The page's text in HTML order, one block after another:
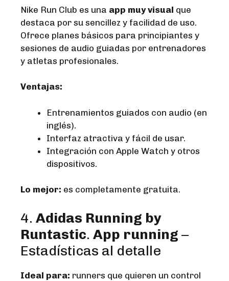
Nike Run Club es una app muy visual que
destaca por su sencillez y facilidad de uso.
Ofrece planes básicos para principiantes y
sesiones de audio guiadas por entrenadores
y atletas profesionales.
Ventajas:
Entrenamientos guiados con audio (en
inglés).
Interfaz atractiva y fácil de usar.
Integración con Apple Watch y otros
dispositivos.
Lo mejor: es completamente gratuita.
4. Adidas Running by
Runtastic. App running –
Estadísticas al detalle
Ideal para: runners que quieren un control